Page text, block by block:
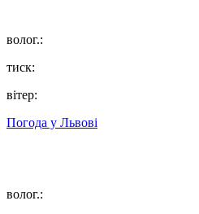
волог.:
тиск:
вітер:
Погода у Львові
волог.: